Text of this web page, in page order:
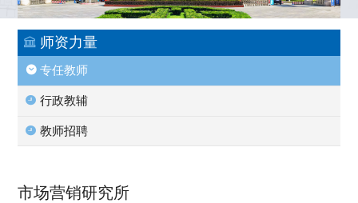
人才培养
师资力量
专任教师
行政教辅
教师招聘
市场营销研究所